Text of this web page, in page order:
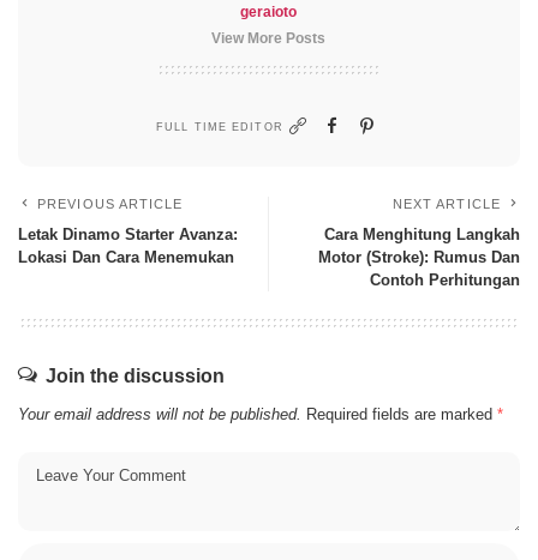
geraioto
View More Posts
FULL TIME EDITOR
PREVIOUS ARTICLE
Letak Dinamo Starter Avanza:
Lokasi Dan Cara Menemukan
NEXT ARTICLE
Cara Menghitung Langkah
Motor (Stroke): Rumus Dan
Contoh Perhitungan
Join the discussion
Your email address will not be published. Required fields are marked *